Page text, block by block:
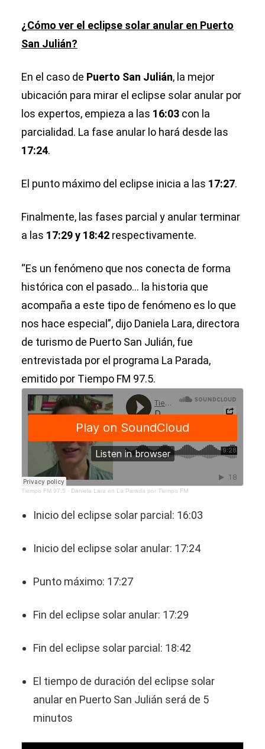
¿Cómo ver el eclipse solar anular en Puerto
San Julián?
En el caso de Puerto San Julián, la mejor
ubicación para mirar el eclipse solar anular por
los expertos, empieza a las 16:03 con la
parcialidad. La fase anular lo hará desde las
17:24.
El punto máximo del eclipse inicia a las 17:27.
Finalmente, las fases parcial y anular terminar
a las 17:29 y 18:42 respectivamente.
“Es un fenómeno que nos conecta de forma
histórica con el pasado... la historia que
acompaña a este tipo de fenómeno es lo que
nos hace especial”, dijo Daniela Lara, directora
de turismo de Puerto San Julián, fue
entrevistada por el programa La Parada,
emitido por Tiempo FM 97.5.
Tiempo FM 97.5 · Daniela Lara en La Parada por Tiempo FM
Inicio del eclipse solar parcial: 16:03
Inicio del eclipse solar anular: 17:24
Punto máximo: 17:27
Fin del eclipse solar anular: 17:29
Fin del eclipse solar parcial: 18:42
El tiempo de duración del eclipse solar
anular en Puerto San Julián será de 5
minutos